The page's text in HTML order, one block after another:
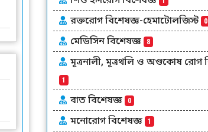
রক্তরোগ বিশেষজ্ঞ-হেমাটোলজিস্ট 0
মেডিসিন বিশেষজ্ঞ 8
মূত্রনালী, মূত্রথলি ও অণ্ডকোষ রোগ
1
বাত বিশেষজ্ঞ 0
মনোরোগ বিশেষজ্ঞ 1